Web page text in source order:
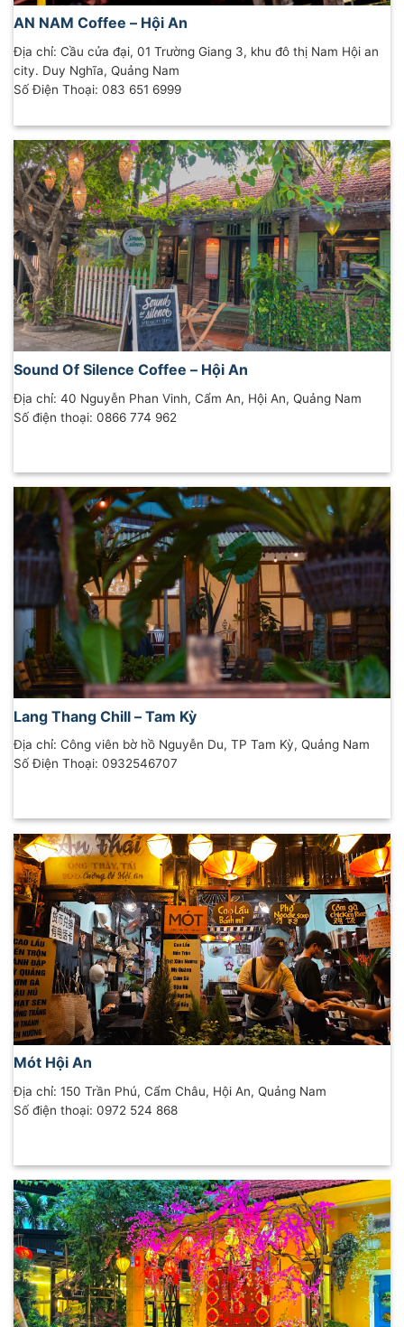
AN NAM Coffee – Hội An
Địa chỉ: Cầu cửa đại, 01 Trường Giang 3, khu đô thị Nam Hội an
city. Duy Nghĩa, Quảng Nam
Số Điện Thoại: 083 651 6999
Sound Of Silence Coffee – Hội An
Địa chỉ: 40 Nguyễn Phan Vinh, Cẩm An, Hội An, Quảng Nam
Số điện thoại: 0866 774 962
Lang Thang Chill – Tam Kỳ
Địa chỉ: Công viên bờ hồ Nguyễn Du, TP Tam Kỳ, Quảng Nam
Số Điện Thoại: 0932546707
Mót Hội An
Địa chỉ: 150 Trần Phú, Cẩm Châu, Hội An, Quảng Nam
Số điện thoại: 0972 524 868